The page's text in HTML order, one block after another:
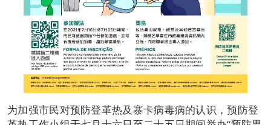
为加强市民对预防登革热及寨卡病毒病的认识，预防登